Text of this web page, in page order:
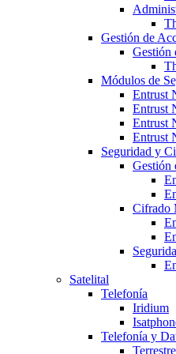
Gestión de
Gestión
Módulos de
Entrust
Entrust
Entrust
Entrust
Seguridad y
Gestión
Cifrado
Satelital
Telefonía
Iridium
Telefonía y